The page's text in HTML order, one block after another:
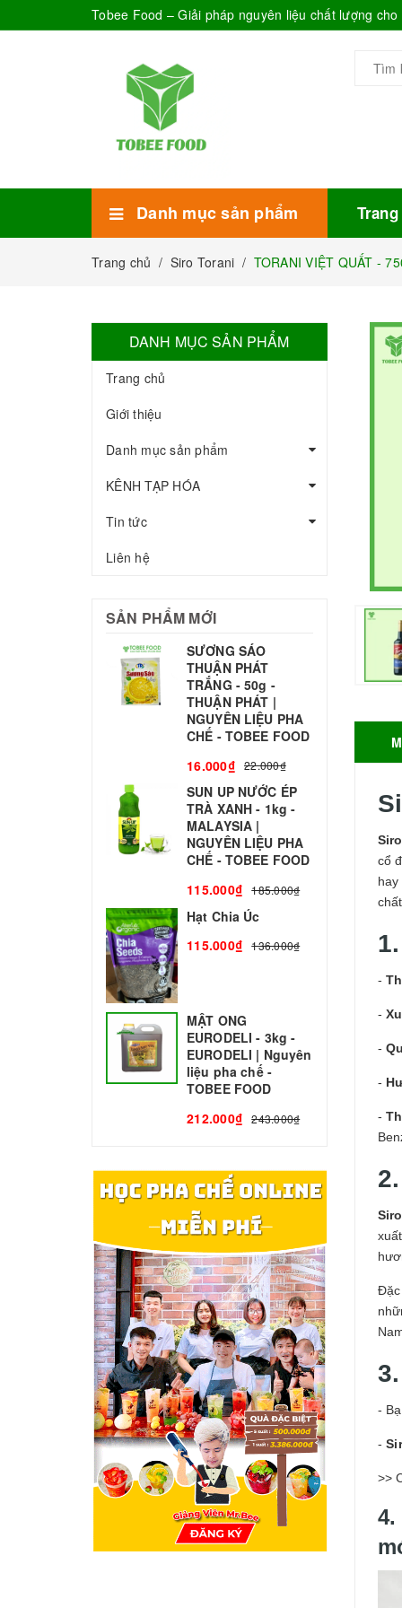
Tobee Food – Giải pháp nguyên liệu chất lượng
Danh mục sản phẩm
Trang chủ / Siro Torani / TORANI VIỆT QUẤT -
cổ
-
-
-
-
-
-
-
>>
4.
DANH MỤC SẢN PHẨM
Trang chủ
Giới thiệu
Danh mục sản phẩm
KÊNH TẠP HÓA
Tin tức
Liên hệ
SẢN PHẨM MỚI
SƯƠNG SÁO
THUẬN PHÁT
TRẮNG - 50g -
THUẬN PHÁT |
NGUYÊN LIỆU PHA
CHẾ - TOBEE FOOD
16.000₫ 22.000₫
SUN UP NƯỚC ÉP
TRÀ XANH - 1kg -
MALAYSIA |
NGUYÊN LIỆU PHA
CHẾ - TOBEE FOOD
115.000₫
185.000₫
Hạt Chia Úc
115.000₫
136.000₫
MẬT ONG
EURODELI - 3kg -
EURODELI | Nguyên
liệu pha chế -
TOBEE FOOD
212.000₫
243.000₫